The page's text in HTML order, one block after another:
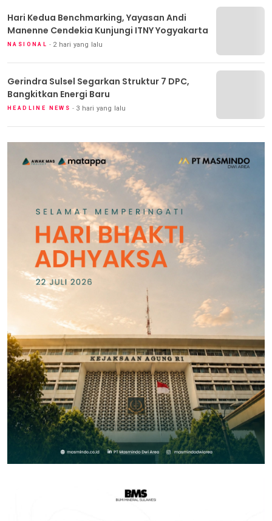
Hari Kedua Benchmarking, Yayasan Andi
Manenne Cendekia Kunjungi ITNY Yogyakarta
NASIONAL 2 hari yang lalu
Gerindra Sulsel Segarkan Struktur 7 DPC,
Bangkitkan Energi Baru
HEADLINE NEWS 3 hari yang lalu